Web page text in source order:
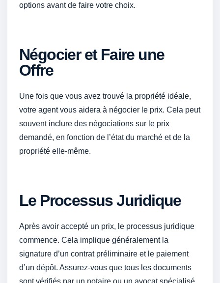
options avant de faire votre choix.
Négocier et Faire une
Offre
Une fois que vous avez trouvé la propriété idéale,
votre agent vous aidera à négocier le prix. Cela peut
souvent inclure des négociations sur le prix
demandé, en fonction de l’état du marché et de la
propriété elle-même.
Le Processus Juridique
Après avoir accepté un prix, le processus juridique
commence. Cela implique généralement la
signature d’un contrat préliminaire et le paiement
d’un dépôt. Assurez-vous que tous les documents